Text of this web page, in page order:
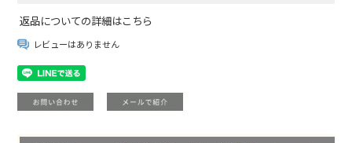
返品についての詳細はこちら
レビューはありません